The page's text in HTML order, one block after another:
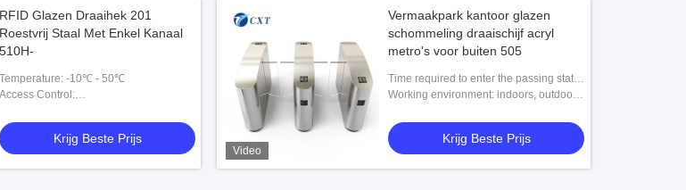
RFID Glazen Draaihek 201
Roestvrij Staal Met Enkel Kanaal
510H-
Temperature: -10℃ - 50℃
Access Control:
Krijg Beste Prijs
Video
Vermaakpark kantoor glazen
schommeling draaischijf acryl
metro's voor buiten 505
Time required to enter the passing state
after power-on: 3 seconds
Working environment: indoors, outdoors
Krijg Beste Prijs